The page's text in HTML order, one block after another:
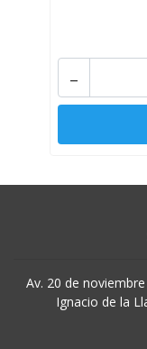
-
Av. 20 de
Ignacio de la